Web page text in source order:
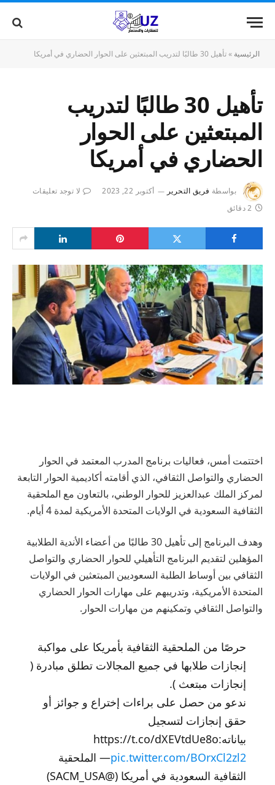
الرئيسية »تأهيل 30 طالبًا لتدريب المبتعثين على الحوار الحضاري في أمريكا
تأهيل 30 طالبًا لتدريب
المبتعثين على الحوار
الحضاري في أمريكا
بواسطة فريق التحرير أكتوبر 22, 2023
لا توجد تعليقات
2 دقائق
اختتمت أمس، فعاليات برنامج المدرب المعتمد في الحوار
الحضاري والتواصل الثقافي، الذي أقامته أكاديمية الحوار التابعة
لمركز الملك عبدالعزيز للحوار الوطني، بالتعاون مع الملحقية
الثقافية السعودية في الولايات المتحدة الأمريكية لمدة 4 أيام.
وهدف البرنامج إلى تأهيل 30 طالبًا من أعضاء الأندية الطلابية
المؤهلين لتقديم البرنامج التأهيلي للحوار الحضاري والتواصل
الثقافي بين أوساط الطلبة السعوديين المبتعثين في الولايات
المتحدة الأمريكية، وتدريبهم على مهارات الحوار الحضاري
والتواصل الثقافي وتمكينهم من مهارات الحوار.
حرصًا من الملحقية الثقافية بأمريكا على مواكبة
إنجازات طلابها في جميع المجالات تطلق مبادرة (
إنجازات مبتعث ).
ندعو من حصل على براءات إختراع و جوائز أو
حقق إنجازات لتسجيل
بياناته:https://t.co/dXEVtdUe8o
pic.twitter.com/BOrxCl2zl2— الملحقية
الثقافية السعودية في أمريكا (@SACM_USA)